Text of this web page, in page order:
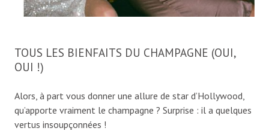
TOUS LES BIENFAITS DU CHAMPAGNE (OUI,
OUI !)
Alors, à part vous donner une allure de star d’Hollywood,
qu’apporte vraiment le champagne ? Surprise : il a quelques
vertus insoupçonnées !